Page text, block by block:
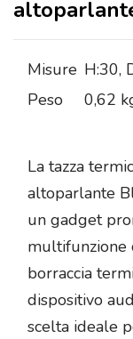
Misure H:30,
Peso
0,62
La tazza
altoparlante
un gadget
multifunzione
borraccia
dispositivo
scelta ideale